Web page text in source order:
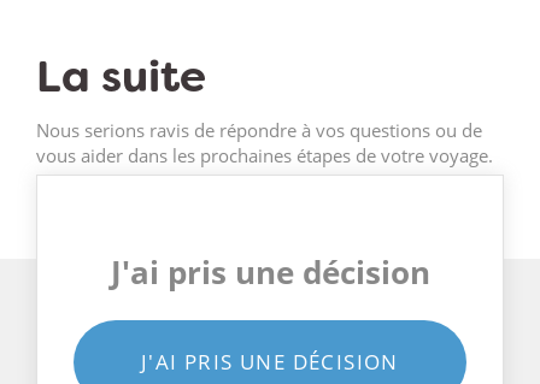
La suite
Nous serions ravis de répondre à vos questions ou de
vous aider dans les prochaines étapes de votre voyage.
J'ai pris une décision
J'AI PRIS UNE DÉCISION